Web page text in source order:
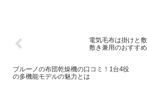
電気毛布は掛けと
敷き兼用のおすす
ブルーノの布団乾燥機の口コミ！1台4役
の多機能モデルの魅力とは